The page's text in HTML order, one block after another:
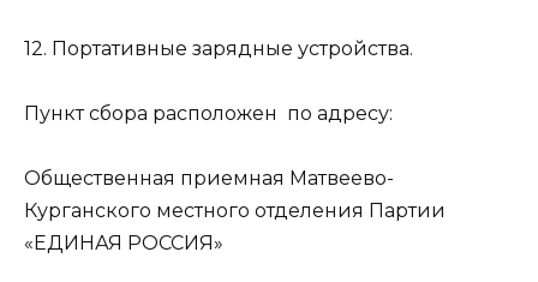
12. Портативные зарядные устройства.
Пункт сбора расположен по адресу:
Общественная приемная Матвеево-
Курганского местного отделения Партии
«ЕДИНАЯ РОССИЯ»